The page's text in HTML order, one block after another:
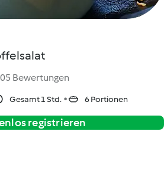
Bewertungen
Gesamt 1 Std. 6 Portionen
registrieren